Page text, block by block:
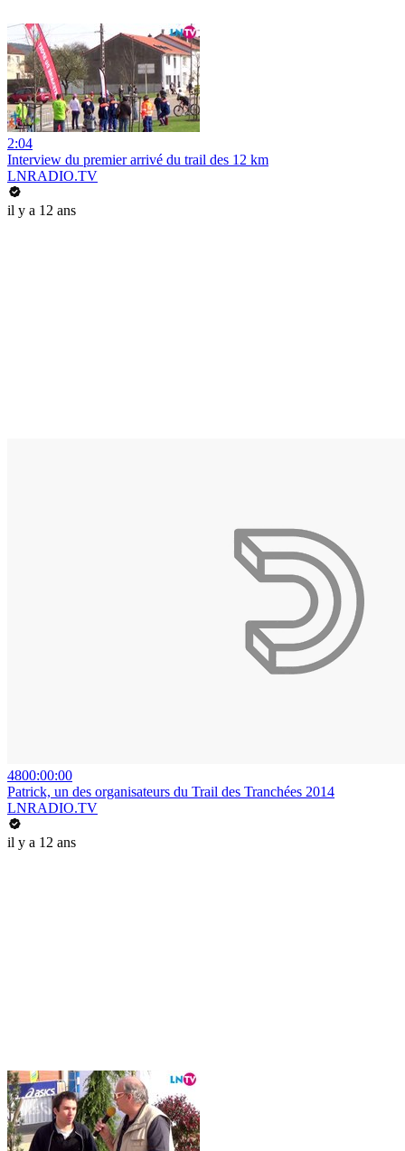
2:04
Interview du premier arrivé du trail des 12 km
LNRADIO.TV
il y a 12 ans
4800:00:00
Patrick, un des organisateurs du Trail des Tranchées 2014
LNRADIO.TV
il y a 12 ans